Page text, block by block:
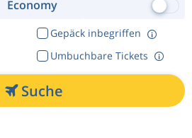
Economy
Gepäck inbegriffen
Umbuchbare Tickets
Suche